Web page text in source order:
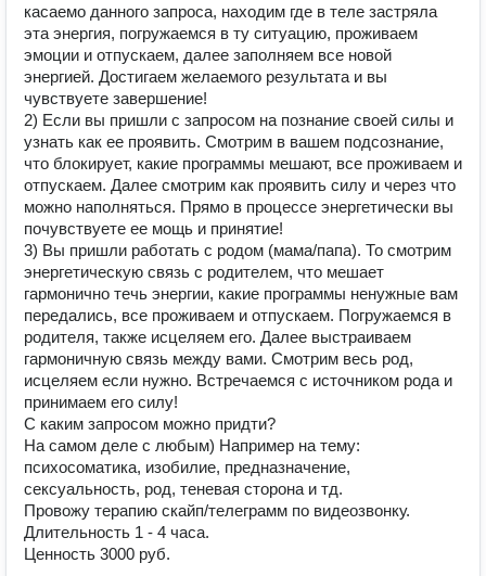
касаемо данного запроса, находим где в теле застряла
эта энергия, погружаемся в ту ситуацию, проживаем
эмоции и отпускаем, далее заполняем все новой
энергией. Достигаем желаемого результата и вы
чувствуете завершение!
2) Если вы пришли с запросом на познание своей силы и
узнать как ее проявить. Смотрим в вашем подсознание,
что блокирует, какие программы мешают, все проживаем и
отпускаем. Далее смотрим как проявить силу и через что
можно наполняться. Прямо в процессе энергетически вы
почувствуете ее мощь и принятие!
3) Вы пришли работать с родом (мама/папа). То смотрим
энергетическую связь с родителем, что мешает
гармонично течь энергии, какие программы ненужные вам
передались, все проживаем и отпускаем. Погружаемся в
родителя, также исцеляем его. Далее выстраиваем
гармоничную связь между вами. Смотрим весь род,
исцеляем если нужно. Встречаемся с источником рода и
принимаем его силу!
С каким запросом можно придти?
На самом деле с любым) Например на тему:
психосоматика, изобилие, предназначение,
сексуальность, род, теневая сторона и тд.
Провожу терапию скайп/телеграмм по видеозвонку.
Длительность 1 - 4 часа.
Ценность 3000 руб.